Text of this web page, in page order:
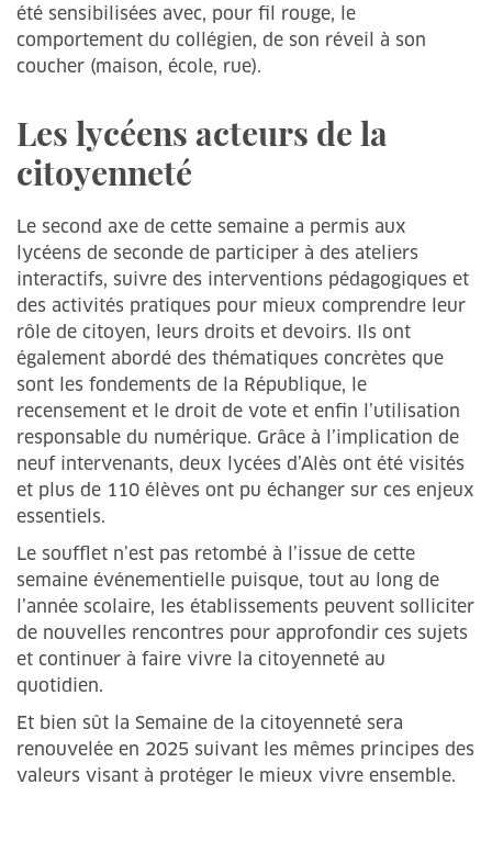
été sensibilisées avec, pour fil rouge, le
comportement du collégien, de son réveil à son
coucher (maison, école, rue).
Les lycéens acteurs de la
citoyenneté
Le second axe de cette semaine a permis aux
lycéens de seconde de participer à des ateliers
interactifs, suivre des interventions pédagogiques et
des activités pratiques pour mieux comprendre leur
rôle de citoyen, leurs droits et devoirs. Ils ont
également abordé des thématiques concrètes que
sont les fondements de la République, le
recensement et le droit de vote et enfin l’utilisation
responsable du numérique. Grâce à l’implication de
neuf intervenants, deux lycées d’Alès ont été visités
et plus de 110 élèves ont pu échanger sur ces enjeux
essentiels.
Le soufflet n’est pas retombé à l’issue de cette
semaine événementielle puisque, tout au long de
l’année scolaire, les établissements peuvent solliciter
de nouvelles rencontres pour approfondir ces sujets
et continuer à faire vivre la citoyenneté au
quotidien.
Et bien sût la Semaine de la citoyenneté sera
renouvelée en 2025 suivant les mêmes principes des
valeurs visant à protéger le mieux vivre ensemble.